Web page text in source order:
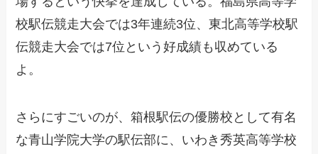
校駅伝競走大会では3年連続3位、東北高等学校駅
伝競走大会では7位という好成績も収めている
よ。
さらにすごいのが、箱根駅伝の優勝校として有名
な青山学院大学の駅伝部に、いわき秀英高等学校